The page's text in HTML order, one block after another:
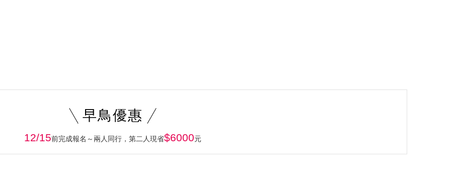
早鳥優惠
12/15前完成報名～兩人同行，第二人現省$6000元